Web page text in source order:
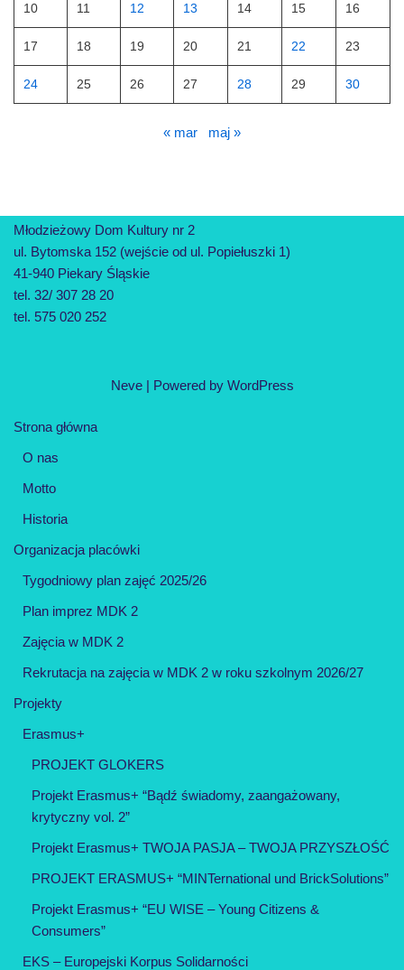
10 11 12 13 14 15 16
17 18 19 20 21 22 23
24 25 26 27 28 29 30
« mar maj »
Młodzieżowy Dom Kultury nr 2
ul. Bytomska 152 (wejście od ul. Popiełuszki 1)
41-940 Piekary Śląskie
tel. 32/ 307 28 20
tel. 575 020 252
Neve| Powered by WordPress
Strona główna
O nas
Motto
Historia
Organizacja placówki
Tygodniowy plan zajęć 2025/26
Plan imprez MDK 2
Zajęcia w MDK 2
Rekrutacja na zajęcia w MDK 2 w roku szkolnym 2026/27
Projekty
Erasmus+
PROJEKT GLOKERS
Projekt Erasmus+ “Bądź świadomy, zaangażowany,
krytyczny vol. 2”
Projekt Erasmus+ TWOJA PASJA – TWOJA PRZYSZŁOŚĆ
PROJEKT ERASMUS+ “MINTernational und BrickSolutions”
Projekt Erasmus+ “EU WISE – Young Citizens &
Consumers”
EKS – Europejski Korpus Solidarności